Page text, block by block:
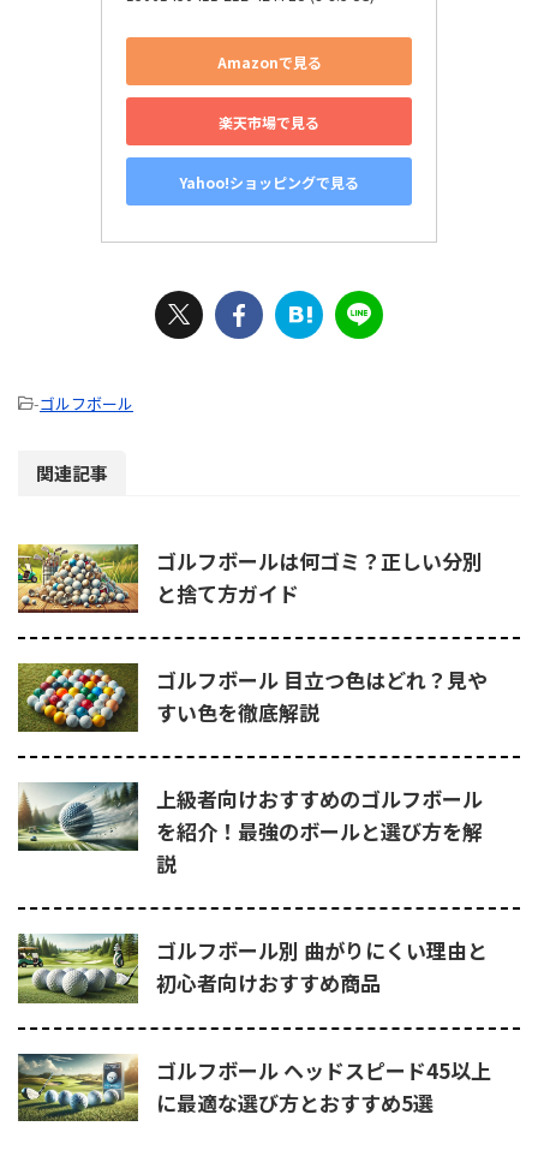
Amazonで見る
楽天市場で見る
Yahoo!ショッピングで見る
-ゴルフボール
関連記事
ゴルフボールは何ゴミ？正しい分別
と捨て方ガイド
ゴルフボール 目立つ色はどれ？見や
すい色を徹底解説
上級者向けおすすめのゴルフボール
を紹介！最強のボールと選び方を解
説
ゴルフボール別 曲がりにくい理由と
初心者向けおすすめ商品
ゴルフボール ヘッドスピード45以上
に最適な選び方とおすすめ5選